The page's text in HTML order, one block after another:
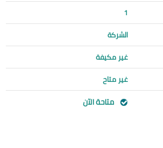
1
الشركة
غير مكيفة
غير متاح
متاحة الآن